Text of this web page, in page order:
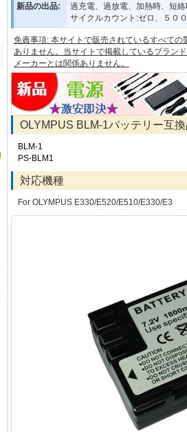
新品の出品:
過充電、過放電、加熱時、短
サイクルカウント:ゼロ、５０
免責事項: 本サイトで販売されているすべて
ありません。当サイトで掲載しているブラン
メーカーとは関係ありません。
OLYMPUS BLM-1バッテリー互
BLM-1
PS-BLM1
対応機種
For OLYMPUS E330/E520/E510/E330/E3